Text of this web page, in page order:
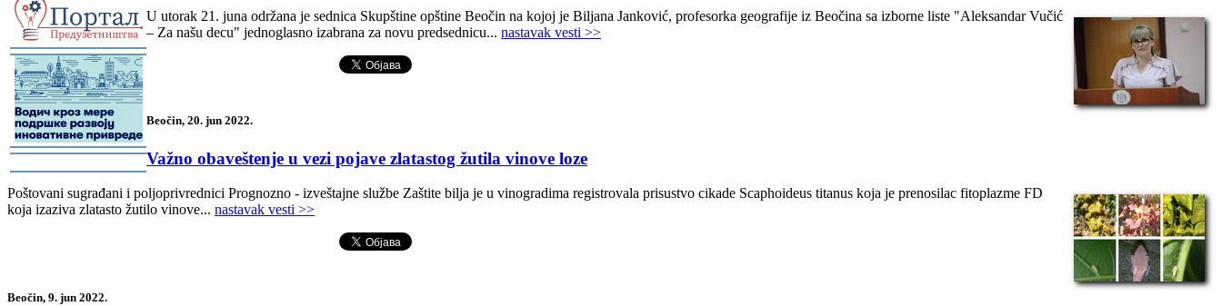
-
-
U utorak 21. juna održana je sednica Skupštine opštine Beočin na kojoj je Biljana Janković, profesorka geografije iz Beočina sa izborne liste "Aleksandar Vučić
– Za našu decu" jednoglasno izabrana za novu predsednicu... nastavak vesti >>
Beočin, 20. jun 2022.
Važno obaveštenje u vezi pojave zlatastog žutila vinove loze
Poštovani sugrađani i poljoprivrednici Prognozno - izveštajne službe Zaštite bilja je u vinogradima registrovala prisustvo cikade Scaphoideus titanus koja je prenosilac fitoplazme FD
koja izaziva zlatasto žutilo vinove... nastavak vesti >>
Beočin, 9. jun 2022.